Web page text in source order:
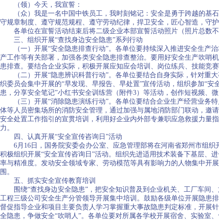
（领）今天，我宣誓：
（众）我是一名中国中铁员工，我时刻铭记：安全是勇于跨越的基石
守规章制度、遵守规范规程、遵守劳动纪律，捍卫安全，匠心智造，守
各单位在宣誓活动结束后将二级企业本部宣誓活动照片（照片总数不
三、组织开展“查找身边安全隐患”系列行动
（一）开展“安全隐患排查行动”。各单位要持续深入推进安全生产治
产工作等有关部署，加强各类安全隐患排查整治。要用好安全生产吹哨
患排查。要结合企业实际，积极开展应知应会培训、岗位练兵、技能竞
（二）开展“隐患辨识科普行动”。各单位要结合自身实际，针对重大
织委员会集中开展的“早发现、早报告、早处置”宣传活动，组织参加“
患，分享安全笔记”小红书安全训练营（附件3）等活动，创作短视频、
（三）开展“消除隐患演练行动”。各单位要结合企业生产经营业务特
体等人员密集场所的消防安全管理，通过加强与属地消防部门联动，邀
安全处置工作指引的宣贯培训，利用好企业内外部专兼职应急救援力量
力。
四、认真开展“安全宣传咨询日”活动
6月16日，国务院安委会办公室、应急管理部将在河南省郑州市组织
积极组织开展“安全宣传咨询日”活动。组织先进适用技术装备下基层、
率与精准度。发动安全领域专家、劳动模范等具有影响力的人物集中开
围。
五、抓实安全宣传教育培训
围绕“查找身边安全隐患”，把安全知识普及到企业机关、工厂车间、
工程三级公司安全生产分管领导开展集中培训。鼓励各级单位开展隐患
督促指导企业和项目主要负责人学习掌握重大事故隐患判定标准，开展
全隐患，争做安全“吹哨人”。各单位要对所属各学校开展宿舍、实验室